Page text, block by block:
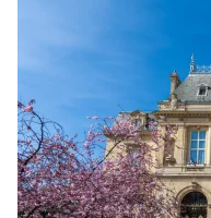
Rencontrez des
Billancourt